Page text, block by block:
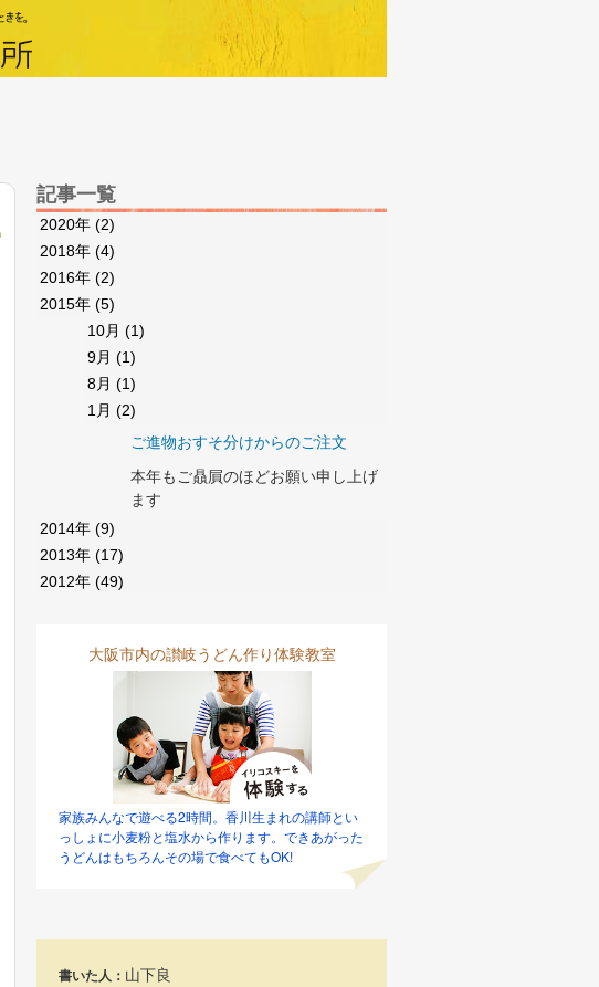
記事一覧
2020年(2)
2018年(4)
2016年(2)
2015年(5)
10月 (1)
9月 (1)
8月 (1)
1月 (2)
ご進物おすそ分けからのご注文
本年もご贔屓のほどお願い申し上げ
ます
2014年(9)
2013年(17)
2012年(49)
大阪市内の讃岐うどん作り体験教室
家族みんなで遊べる2時間。香川生まれの講師とい
っしょに小麦粉と塩水から作ります。できあがった
うどんはもちろんその場で食べてもOK!
書いた人： 山下良